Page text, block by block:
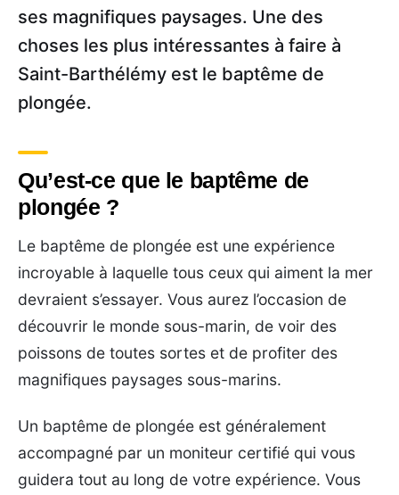
ses magnifiques paysages. Une des
choses les plus intéressantes à faire à
Saint-Barthélémy est le baptême de
plongée.
Qu’est-ce que le baptême de
plongée ?
Le baptême de plongée est une expérience
incroyable à laquelle tous ceux qui aiment la mer
devraient s’essayer. Vous aurez l’occasion de
découvrir le monde sous-marin, de voir des
poissons de toutes sortes et de profiter des
magnifiques paysages sous-marins.
Un baptême de plongée est généralement
accompagné par un moniteur certifié qui vous
guidera tout au long de votre expérience. Vous